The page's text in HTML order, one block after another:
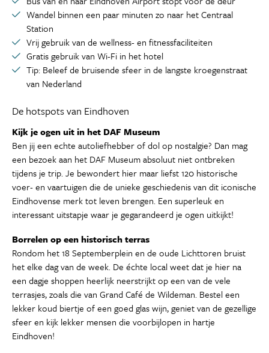
Wandel binnen een paar minuten zo naar het Centraal
Station
Vrij gebruik van de wellness- en fitnessfaciliteiten
Gratis gebruik van Wi-Fi in het hotel
Tip: Beleef de bruisende sfeer in de langste kroegenstraat
van Nederland
De hotspots van Eindhoven
Kijk je ogen uit in het DAF Museum
Ben jij een echte autoliefhebber of dol op nostalgie? Dan mag
een bezoek aan het DAF Museum absoluut niet ontbreken
tijdens je trip. Je bewondert hier maar liefst 120 historische
voer- en vaartuigen die de unieke geschiedenis van dit iconische
Eindhovense merk tot leven brengen. Een superleuk en
interessant uitstapje waar je gegarandeerd je ogen uitkijkt!
Borrelen op een historisch terras
Rondom het 18 Septemberplein en de oude Lichttoren bruist
het elke dag van de week. De échte local weet dat je hier na
een dagje shoppen heerlijk neerstrijkt op een van de vele
terrasjes, zoals die van Grand Café de Wildeman. Bestel een
lekker koud biertje of een goed glas wijn, geniet van de gezellige
sfeer en kijk lekker mensen die voorbijlopen in hartje
Eindhoven!